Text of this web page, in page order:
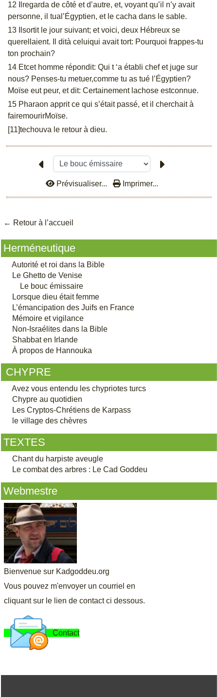
← Retour à l’accueil
Herméneutique
Autorité et roi dans la Bible
Le Ghetto de Venise
Le bouc émissaire
Lorsque dieu était femme
L’émancipation des Juifs en France
Mémoire et vigilance
Non-Israélites dans la Bible
Shabbat en Irlande
À propos de Hannouka
CHYPRE
Avez vous entendu les chypriotes turcs
Chypre au quotidien
Les Cryptos-Chrétiens de Karpass
le village des chèvres
TEXTES
Chant du harpiste aveugle
Le combat des arbres : Le Cad Goddeu
Webmestre
Bienvenue sur Kadgoddeu.org
Vous pouvez m'envoyer un courriel en
cliquant sur le lien de contact ci dessous.
Contact
12 Ilregarda de côté et d’autre, et, voyant qu’il n’y avait
personne, il tual’Égyptien, et le cacha dans le sable.
13 Ilsortit le jour suivant; et voici, deux Hébreux se
querellaient. Il dità celuiqui avait tort: Pourquoi frappes-tu
ton prochain?
14 Etcet homme répondit: Qui t ‘a établi chef et juge sur
nous? Penses-tu metuer,comme tu as tué l’Égyptien?
Moïse eut peur, et dit: Certainement lachose estconnue.
15 Pharaon apprit ce qui s’était passé, et il cherchait à
fairemourirMoïse.
[11]techouva le retour à dieu.
Prévisualiser... Imprimer...